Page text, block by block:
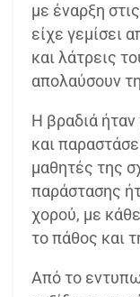
με έναρξη
είχε γεμίσει
και λάτρεις
απολαύσουν
Η βραδιά ήταν
και
μαθητές της
παράστασης
χορού, με
το πάθος και
Από το